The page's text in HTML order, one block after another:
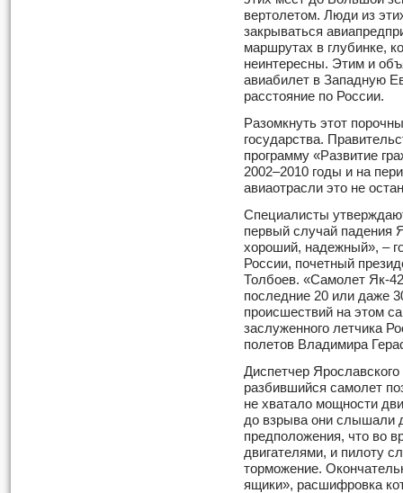
вертолетом. Люди из
закрываться
маршрутах в глубинке,
неинтересны. Этим и
авиабилет в Западную
расстояние по России.
Разомкнуть этот
государства.
программу «Развитие
2002–2010 годы и на
авиаотрасли это не
Специалисты
первый случай падения
хороший, надежный», –
России, почетный
Толбоев. «Самолет Як-
последние 20 или даже
происшествий на этом
заслуженного летчика
полетов Владимира
Диспетчер
разбившийся самолет
не хватало мощности
до взрыва они слышали
предположения, что во
двигателями, и пилоту
торможение.
ящики», расшифровка